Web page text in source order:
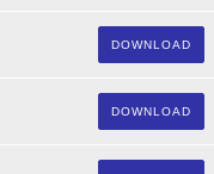
DOWNLOAD
DOWNLOAD